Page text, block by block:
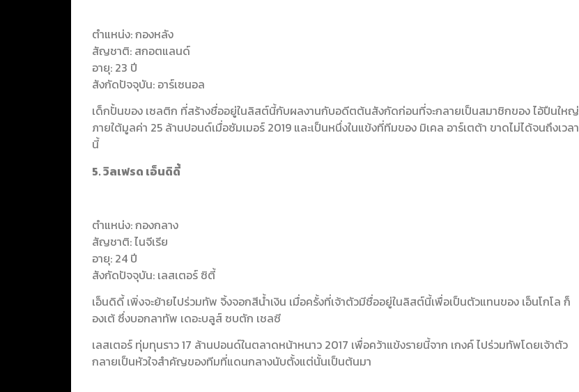
ตำแหน่ง: กองหลัง
สัญชาติ: สกอตแลนด์
อายุ: 23 ปี
สังกัดปัจจุบัน: อาร์เซนอล
เด็กปั้นของ เซลติก ที่สร้างชื่ออยู่ในลิสต์นี้กับผลงานกับอดีตต้นสังกัดก่อนที่จะกลายเป็นสมาชิกของ ไอ้ปืนใหญ่
ภายใต้มูลค่า 25 ล้านปอนด์เมื่อซัมเมอร์ 2019 และเป็นหนึ่งในแข้งที่ทีมของ มิเคล อาร์เตต้า ขาดไม่ได้จนถึงเวลา
นี้
5. วิลเฟรด เอ็นดิดี้
ตำแหน่ง: กองกลาง
สัญชาติ: ไนจีเรีย
อายุ: 24 ปี
สังกัดปัจจุบัน: เลสเตอร์ ซิตี้
เอ็นดิดี้ เพิ่งจะย้ายไปร่วมทัพ จิ้งจอกสีน้ำเงิน เมื่อครั้งที่เจ้าตัวมีชื่ออยู่ในลิสต์นี้เพื่อเป็นตัวแทนของ เอ็นโกโล ก็
องเต้ ซึ่งบอกลาทัพ เดอะบลูส์ ซบตัก เชลซี
เลสเตอร์ ทุ่มทุนราว 17 ล้านปอนด์ในตลาดหน้าหนาว 2017 เพื่อคว้าแข้งรายนี้จาก เกงค์ ไปร่วมทัพโดยเจ้าตัว
กลายเป็นหัวใจสำคัญของทีมที่แดนกลางนับตั้งแต่นั้นเป็นต้นมา